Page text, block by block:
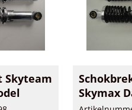
Skyteam
Skymax